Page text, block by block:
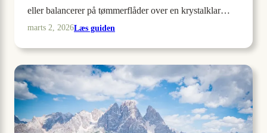
eller balancerer på tømmerflåder over en krystalklar…
marts 2, 2026Læs guiden
legepladser
Sydtyrol
med
udsigt